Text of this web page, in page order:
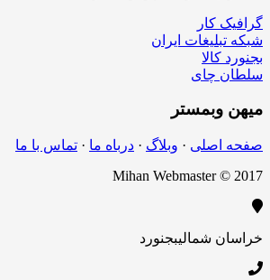
گرافیک کار
شبکه تبلیغات ایران
بجنورد کالا
سلطان چای
میهن وبمستر
صفحه اصلی · وبلاگ · درباه ما · تماس با ما
Mihan Webmaster © 2017
خراسان شمالیبجنورد